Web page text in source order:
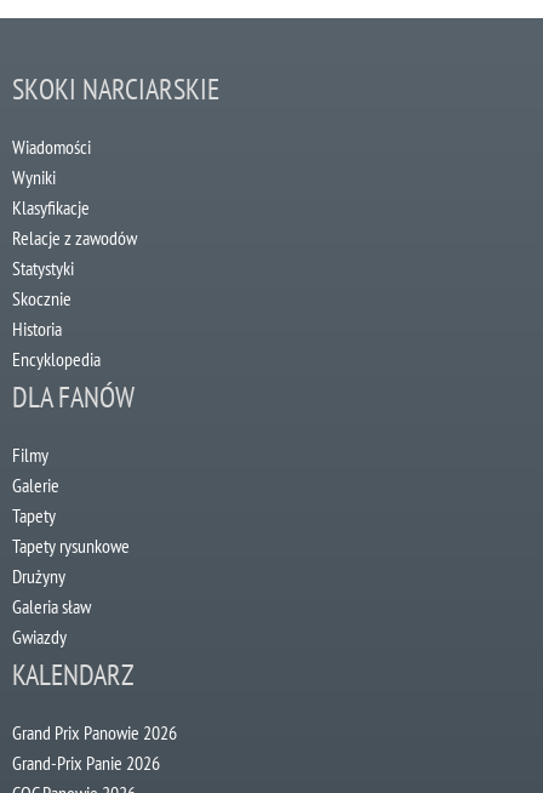
SKOKI NARCIARSKIE
Wiadomości
Wyniki
Klasyfikacje
Relacje z zawodów
Statystyki
Skocznie
Historia
Encyklopedia
DLA FANÓW
Filmy
Galerie
Tapety
Tapety rysunkowe
Drużyny
Galeria sław
Gwiazdy
KALENDARZ
Grand Prix Panowie 2026
Grand-Prix Panie 2026